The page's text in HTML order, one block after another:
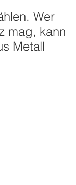
Wer
mag, kann
Metall